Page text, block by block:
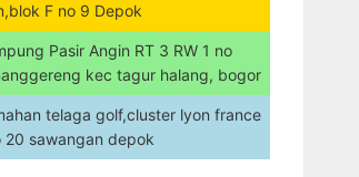
F no 9 Depok
Pasir Angin RT 3 RW 1 no
kec tagur halang, bogor
telaga golf,cluster lyon france
20 sawangan depok